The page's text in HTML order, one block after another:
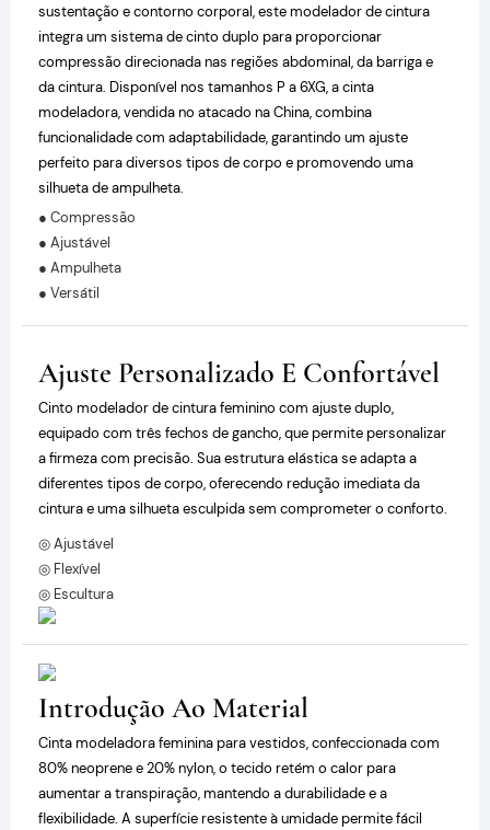
sustentação e contorno corporal, este modelador de cintura
integra um sistema de cinto duplo para proporcionar
compressão direcionada nas regiões abdominal, da barriga e
da cintura. Disponível nos tamanhos P a 6XG, a cinta
modeladora, vendida no atacado na China, combina
funcionalidade com adaptabilidade, garantindo um ajuste
perfeito para diversos tipos de corpo e promovendo uma
silhueta de ampulheta.
● Compressão
● Ajustável
● Ampulheta
● Versátil
Ajuste Personalizado E Confortável
Cinto modelador de cintura feminino com ajuste duplo,
equipado com três fechos de gancho, que permite personalizar
a firmeza com precisão. Sua estrutura elástica se adapta a
diferentes tipos de corpo, oferecendo redução imediata da
cintura e uma silhueta esculpida sem comprometer o conforto.
◎ Ajustável
◎ Flexível
◎ Escultura
Introdução Ao Material
Cinta modeladora feminina para vestidos, confeccionada com
80% neoprene e 20% nylon, o tecido retém o calor para
aumentar a transpiração, mantendo a durabilidade e a
flexibilidade. A superfície resistente à umidade permite fácil